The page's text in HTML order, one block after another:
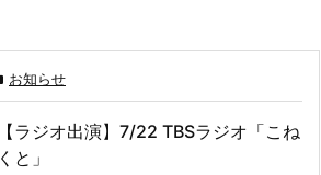
お知らせ
【ラジオ出演】7/22 TBSラジオ「こね
くと」